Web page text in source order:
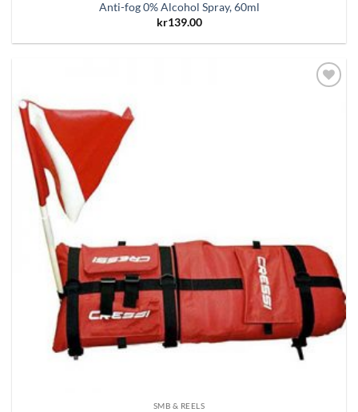
Anti-fog 0% Alcohol Spray, 60ml
kr139.00
SMB & REELS